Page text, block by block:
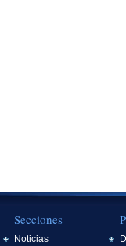
Secciones
Noticias